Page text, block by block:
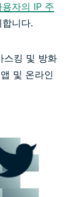
용자의 IP 주
니다.
스킹 및 방화
및 온라인